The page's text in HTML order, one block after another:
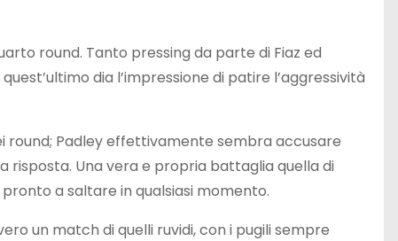
round. Tanto pressing da parte di Fiaz ed
dia l’impressione di patire l’aggressività
round; Padley effettivamente sembra accusare
Una vera e propria battaglia quella di
a saltare in qualsiasi momento.
un match di quelli ruvidi, con i pugili sempre